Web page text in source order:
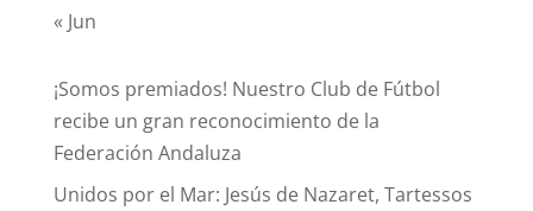
« Jun
¡Somos premiados! Nuestro Club de Fútbol
recibe un gran reconocimiento de la
Federación Andaluza
Unidos por el Mar: Jesús de Nazaret, Tartessos